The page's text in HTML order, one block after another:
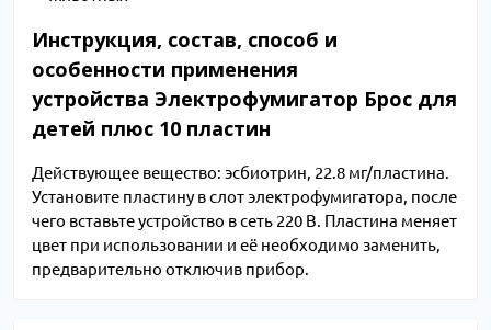
Инструкция, состав, способ и
особенности применения
устройства Электрофумигатор Брос для
детей плюс 10 пластин
Действующее вещество: эсбиотрин, 22.8 мг/пластина.
Установите пластину в слот электрофумигатора, после
чего вставьте устройство в сеть 220 В. Пластина меняет
цвет при использовании и её необходимо заменить,
предварительно отключив прибор.